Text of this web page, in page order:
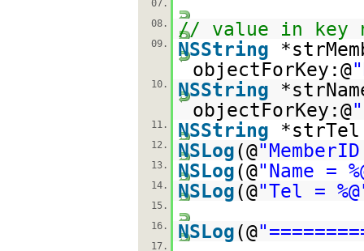
07.
08.
// value in key
09. NSString
objectForKey:@
10. NSString
objectForKey:@
11. NSString *strTel
12. NSLog(@
13. NSLog(@"Name =
14. NSLog(@"Tel =
15.
16.
NSLog(@
17.